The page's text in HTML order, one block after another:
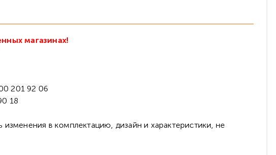
магазинах!
201 92 06
18
в комплектацию, дизайн и характеристики, не